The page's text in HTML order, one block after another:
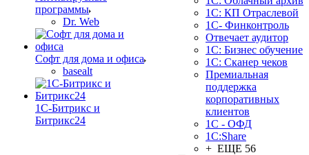
программы
Dr. Web
Софт для дома и офиса
basealt
1С-Битрикс и
Битрикс24
1С: КП Отраслевой
1С- Финконтроль
Отвечает аудитор
1С: Бизнес обучение
1С: Сканер чеков
Премиальная
поддержка
корпоративных
клиентов
1С - ОФД
1С:Share
+ ЕЩЕ 56